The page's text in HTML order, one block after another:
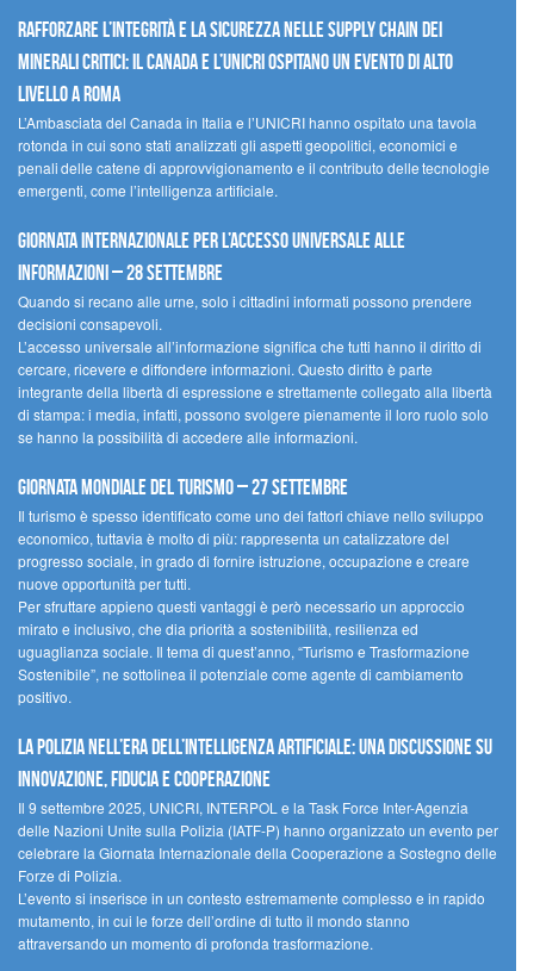
Rafforzare l’integrità e la sicurezza nelle supply chain dei
minerali critici: il Canada e l’UNICRI ospitano un evento di alto
livello a Roma
L’Ambasciata del Canada in Italia e l’UNICRI hanno ospitato una tavola
rotonda in cui sono stati analizzati gli aspetti geopolitici, economici e
penali delle catene di approvvigionamento e il contributo delle tecnologie
emergenti, come l’intelligenza artificiale.
Giornata internazionale per l’accesso universale alle
informazioni – 28 settembre
Quando si recano alle urne, solo i cittadini informati possono prendere
decisioni consapevoli.
L’accesso universale all’informazione significa che tutti hanno il diritto di
cercare, ricevere e diffondere informazioni. Questo diritto è parte
integrante della libertà di espressione e strettamente collegato alla libertà
di stampa: i media, infatti, possono svolgere pienamente il loro ruolo solo
se hanno la possibilità di accedere alle informazioni.
Giornata mondiale del turismo – 27 settembre
Il turismo è spesso identificato come uno dei fattori chiave nello sviluppo
economico, tuttavia è molto di più: rappresenta un catalizzatore del
progresso sociale, in grado di fornire istruzione, occupazione e creare
nuove opportunità per tutti.
Per sfruttare appieno questi vantaggi è però necessario un approccio
mirato e inclusivo, che dia priorità a sostenibilità, resilienza ed
uguaglianza sociale. Il tema di quest’anno, “Turismo e Trasformazione
Sostenibile”, ne sottolinea il potenziale come agente di cambiamento
positivo.
La polizia nell’era dell’Intelligenza Artificiale: una discussione su
innovazione, fiducia e cooperazione
Il 9 settembre 2025, UNICRI, INTERPOL e la Task Force Inter-Agenzia
delle Nazioni Unite sulla Polizia (IATF-P) hanno organizzato un evento per
celebrare la Giornata Internazionale della Cooperazione a Sostegno delle
Forze di Polizia.
L’evento si inserisce in un contesto estremamente complesso e in rapido
mutamento, in cui le forze dell’ordine di tutto il mondo stanno
attraversando un momento di profonda trasformazione.